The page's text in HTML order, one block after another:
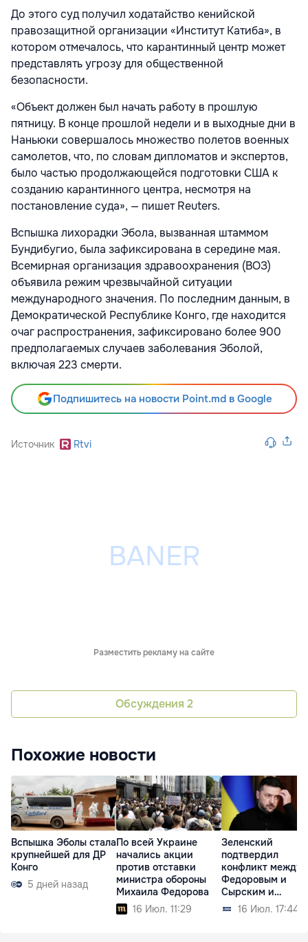
До этого суд получил ходатайство кенийской
правозащитной организации «Институт Катиба», в
котором отмечалось, что карантинный центр может
представлять угрозу для общественной
безопасности.
«Объект должен был начать работу в прошлую
пятницу. В конце прошлой недели и в выходные дни в
Наньюки совершалось множество полетов военных
самолетов, что, по словам дипломатов и экспертов,
было частью продолжающейся подготовки США к
созданию карантинного центра, несмотря на
постановление суда», — пишет Reuters.
Вспышка лихорадки Эбола, вызванная штаммом
Бундибугио, была зафиксирована в середине мая.
Всемирная организация здравоохранения (ВОЗ)
объявила режим чрезвычайной ситуации
международного значения. По последним данным, в
Демократической Республике Конго, где находится
очаг распространения, зафиксировано более 900
предполагаемых случаев заболевания Эболой,
включая 223 смерти.
Подпишитесь на новости Point.md в Google
Источник Rtvi
Разместить рекламу на сайте
Обсуждения 2
Похожие новости
Вспышка Эболы стала
крупнейшей для ДР
Конго
5 дней назад
По всей Украине
начались акции
против отставки
министра обороны
Михаила Федорова
16 Июл. 11:29
Зеленский
подтвердил
конфликт между
Федоровым и
Сырским и
протесты
16 Июл. 17:44